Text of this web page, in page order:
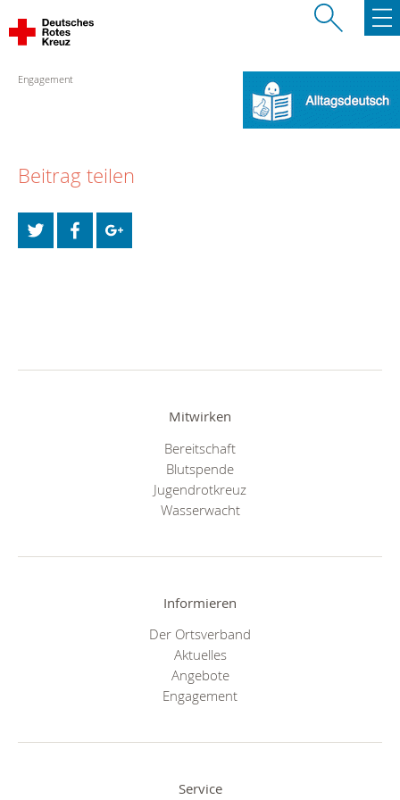
Engagement
Beitrag teilen
Mitwirken
Bereitschaft
Blutspende
Jugendrotkreuz
Wasserwacht
Informieren
Der Ortsverband
Aktuelles
Angebote
Engagement
Service